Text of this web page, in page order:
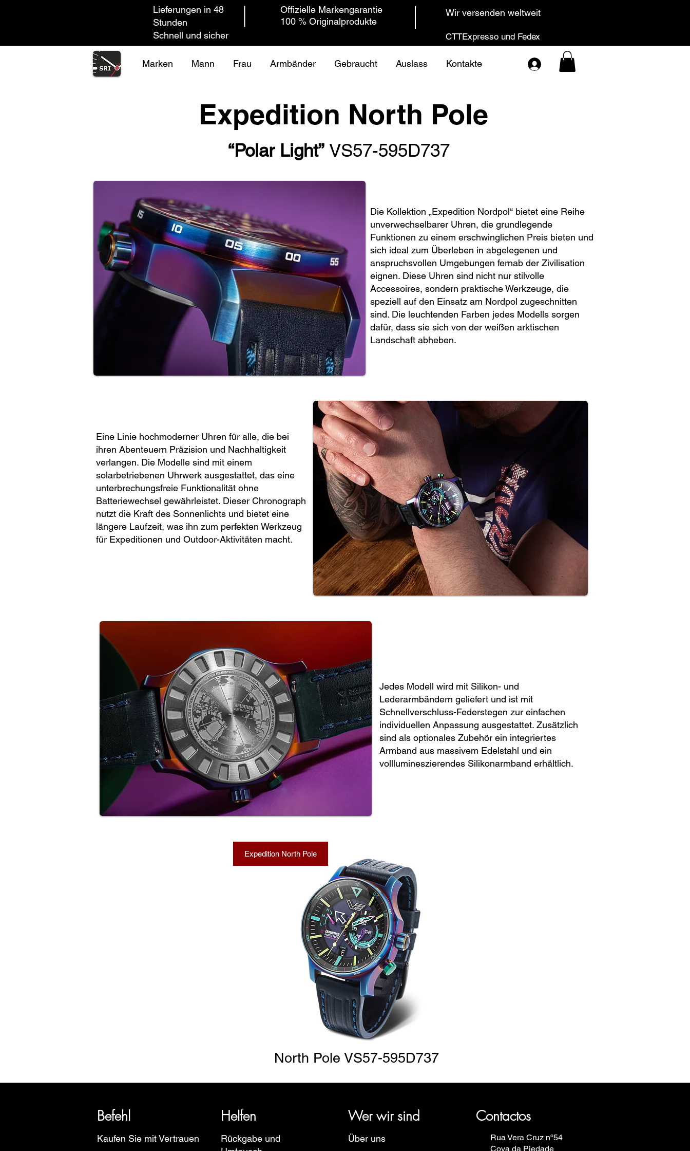
Lieferungen in 48
Stunden
Schnell und sicher
100 % Originalprodukte
Offizielle Markengarantie Wir versenden weltweit
CTTExpresso und Fedex
Marken Mann Frau Armbänder Gebraucht Auslass Kontakte
Expedition North Pole
“Polar Light” VS57-595D737
Die Kollektion „Expedition Nordpol“ bietet eine Reihe
unverwechselbarer Uhren, die grundlegende
Funktionen zu einem erschwinglichen Preis bieten und
sich ideal zum Überleben in abgelegenen und
anspruchsvollen Umgebungen fernab der Zivilisation
eignen. Diese Uhren sind nicht nur stilvolle
Accessoires, sondern praktische Werkzeuge, die
speziell auf den Einsatz am Nordpol zugeschnitten
sind. Die leuchtenden Farben jedes Modells sorgen
dafür, dass sie sich von der weißen arktischen
Landschaft abheben.
Eine Linie hochmoderner Uhren für alle, die bei
ihren Abenteuern Präzision und Nachhaltigkeit
verlangen. Die Modelle sind mit einem
solarbetriebenen Uhrwerk ausgestattet, das eine
unterbrechungsfreie Funktionalität ohne
Batteriewechsel gewährleistet. Dieser Chronograph
nutzt die Kraft des Sonnenlichts und bietet eine
längere Laufzeit, was ihn zum perfekten Werkzeug
für Expeditionen und Outdoor-Aktivitäten macht.
Jedes Modell wird mit Silikon- und
Lederarmbändern geliefert und ist mit
Schnellverschluss-Federstegen zur einfachen
individuellen Anpassung ausgestattet. Zusätzlich
sind als optionales Zubehör ein integriertes
Armband aus massivem Edelstahl und ein
volllumineszierendes Silikonarmband erhältlich.
Expedition North Pole
Relógio Vostok Europe Expedition
North Pole VS57-595D737
Befehl Helfen Wer wir sind Contactos
Europe, Ruhla, Martin Braun, Swiss Military, Sturmanskie und Zeppelin.
Kaufen Sie mit Vertrauen
Rückgabe und
Über uns
Rua Vera Cruz nº54
Cova da Piedade